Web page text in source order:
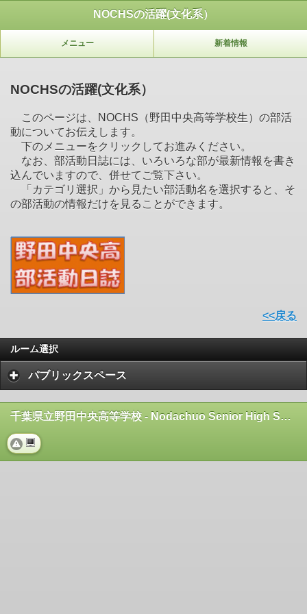
NOCHSの活躍(文化系）
メニュー 新着情報
NOCHSの活躍(文化系）
このページは、NOCHS（野田中央高等学校生）の部活
動についてお伝えします。
下のメニューをクリックしてお進みください。
なお、部活動日誌には、いろいろな部が最新情報を書き
込んでいますので、併せてご覧下さい。
「カテゴリ選択」から見たい部活動名を選択すると、そ
の部活動の情報だけを見ることができます。
<<戻る
ルーム選択
パブリックスペース
千葉県立野田中央高等学校 - Nodachuo Senior High School